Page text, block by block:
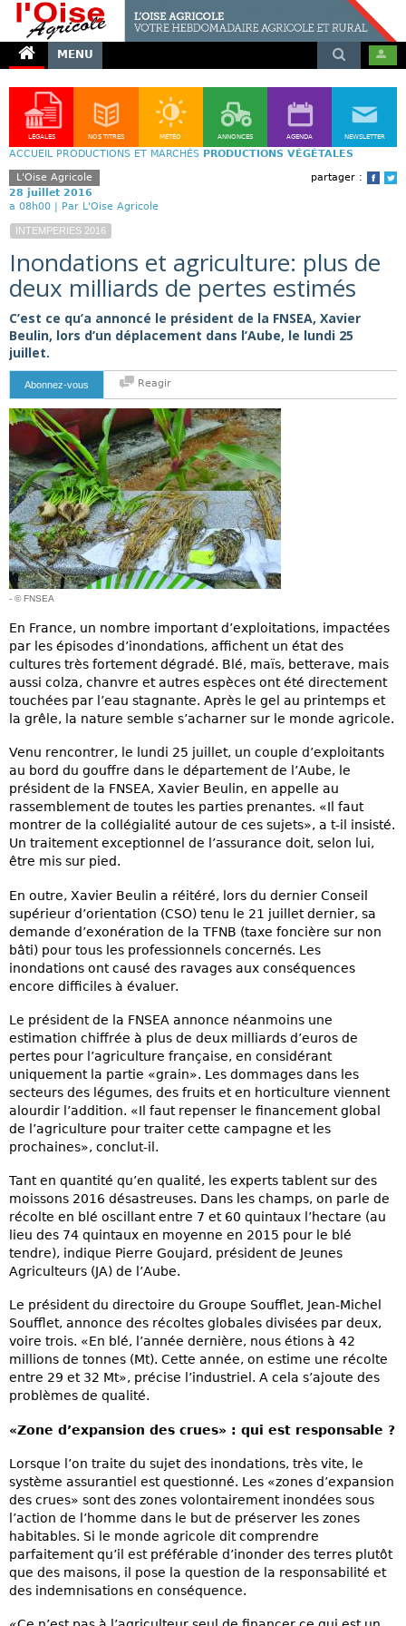
MENU
LÉGALES NOS TITRES MÉTÉO ANNONCES AGENDA NEWSLETTER
ACCUEIL PRODUCTIONS ET MARCHÉS PRODUCTIONS VÉGÉTALES
partager :
L'Oise Agricole
28 juillet 2016
a 08h00 | Par L'Oise Agricole
INTEMPERIES 2016
Inondations et agriculture: plus de
deux milliards de pertes estimés
C’est ce qu’a annoncé le président de la FNSEA, Xavier
Beulin, lors d’un déplacement dans l’Aube, le lundi 25
juillet.
Abonnez-vous Reagir
- © FNSEA
En France, un nombre important d’exploitations, impactées
par les épisodes d’inondations, affichent un état des
cultures très fortement dégradé. Blé, maïs, betterave, mais
aussi colza, chanvre et autres espèces ont été directement
touchées par l’eau stagnante. Après le gel au printemps et
la grêle, la nature semble s’acharner sur le monde agricole.
Venu rencontrer, le lundi 25 juillet, un couple d’exploitants
au bord du gouffre dans le département de l’Aube, le
président de la FNSEA, Xavier Beulin, en appelle au
rassemblement de toutes les parties prenantes. «Il faut
montrer de la collégialité autour de ces sujets», a t-il insisté.
Un traitement exceptionnel de l’assurance doit, selon lui,
être mis sur pied.
En outre, Xavier Beulin a réitéré, lors du dernier Conseil
supérieur d’orientation (CSO) tenu le 21 juillet dernier, sa
demande d’exonération de la TFNB (taxe foncière sur non
bâti) pour tous les professionnels concernés. Les
inondations ont causé des ravages aux conséquences
encore difficiles à évaluer.
Le président de la FNSEA annonce néanmoins une
estimation chiffrée à plus de deux milliards d’euros de
pertes pour l’agriculture française, en considérant
uniquement la partie «grain». Les dommages dans les
secteurs des légumes, des fruits et en horticulture viennent
alourdir l’addition. «Il faut repenser le financement global
de l’agriculture pour traiter cette campagne et les
prochaines», conclut-il.
Tant en quantité qu’en qualité, les experts tablent sur des
moissons 2016 désastreuses. Dans les champs, on parle de
récolte en blé oscillant entre 7 et 60 quintaux l’hectare (au
lieu des 74 quintaux en moyenne en 2015 pour le blé
tendre), indique Pierre Goujard, président de Jeunes
Agriculteurs (JA) de l’Aube.
Le président du directoire du Groupe Soufflet, Jean-Michel
Soufflet, annonce des récoltes globales divisées par deux,
voire trois. «En blé, l’année dernière, nous étions à 42
millions de tonnes (Mt). Cette année, on estime une récolte
entre 29 et 32 Mt», précise l’industriel. A cela s’ajoute des
problèmes de qualité.
«Zone d’expansion des crues» : qui est responsable ?
Lorsque l’on traite du sujet des inondations, très vite, le
système assurantiel est questionné. Les «zones d’expansion
des crues» sont des zones volontairement inondées sous
l’action de l’homme dans le but de préserver les zones
habitables. Si le monde agricole dit comprendre
parfaitement qu’il est préférable d’inonder des terres plutôt
que des maisons, il pose la question de la responsabilité et
des indemnisations en conséquence.